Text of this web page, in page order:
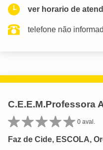
ver horario de
telefone não
C.E.E.M.Professora
0 aval.
Faz de Cide, ESCOLA,